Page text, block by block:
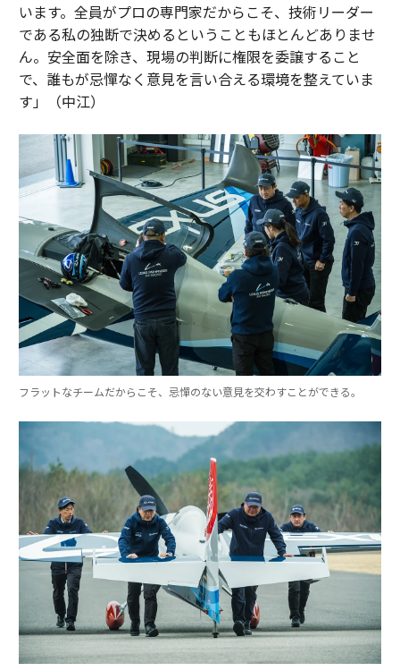
います。全員がプロの専門家だからこそ、技術リーダー
である私の独断で決めるということもほとんどありませ
ん。安全面を除き、現場の判断に権限を委譲すること
で、誰もが忌憚なく意見を言い合える環境を整えていま
す」（中江）
フラットなチームだからこそ、忌憚のない意見を交わすことができる。